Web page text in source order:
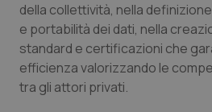
Salute orale & impianti
Sangue & coagulazione
della collettività, nella
e portabilità dei dati, nella
standard e certificazioni che
efficienza valorizzando le
tra gli attori privati.